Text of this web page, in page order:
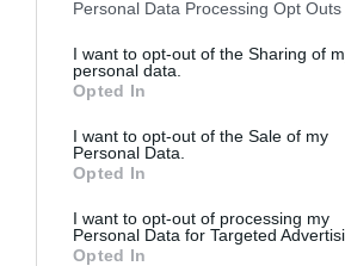
not limited to your visit or usage
grant or deny consent to Google and its
use your data for below specified
consent section.
Personal Data Processing Opt Outs
I want to opt-out of the Sharing of
personal data.
Opted In
I want to opt-out of the Sale of my
Personal Data.
Opted In
I want to opt-out of processing my
Personal Data for Targeted
Opted In
város nevezetességeivel.
RészleteketIDEkattintva találsz!